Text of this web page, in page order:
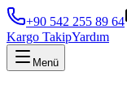
+90 542 255 89 64
Kargo TakipYardım
Menü